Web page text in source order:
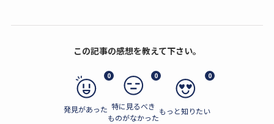
この記事の感想を教えて下さい。
0
発見があった
0
特に見るべき
ものがなかった
0
もっと知りたい